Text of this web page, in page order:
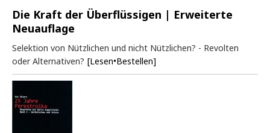
Die Kraft der Überflüssigen | Erweiterte
Neuauflage
Selektion von Nützlichen und nicht Nützlichen? - Revolten
oder Alternativen? [Lesen•Bestellen]